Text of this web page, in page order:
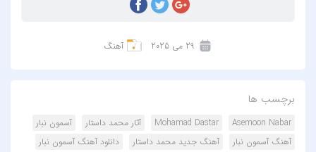
29 می 2025 آهنگ
برچسب ها
Asemoon Nabar
Mohamad Dastar آثار محمد داستار
آسمون نبار
آهنگ آسمون نبار
آهنگ جدید محمد داستار
دانلود آهنگ آسمون نبار